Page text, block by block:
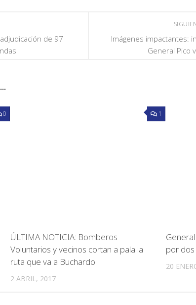
Imágenes impactantes:
General Pico
de 97
0 1
ÚLTIMA NOTICIA: Bomberos
Voluntarios y vecinos cortan a pala la
ruta que va a Buchardo
2 ABRIL, 2017
por dos
20